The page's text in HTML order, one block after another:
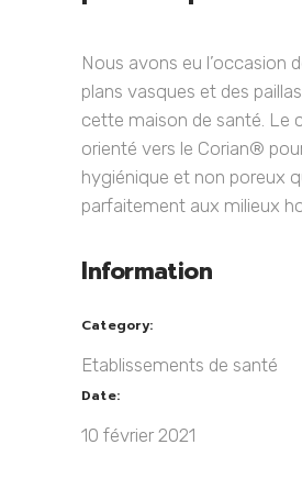
Nous avons eu l’occasion
plans vasques et des
cette maison de santé. Le
orienté vers le Corian®
hygiénique et non poreux
parfaitement aux milieux
Information
Category:
Etablissements de santé
Date:
10 février 2021